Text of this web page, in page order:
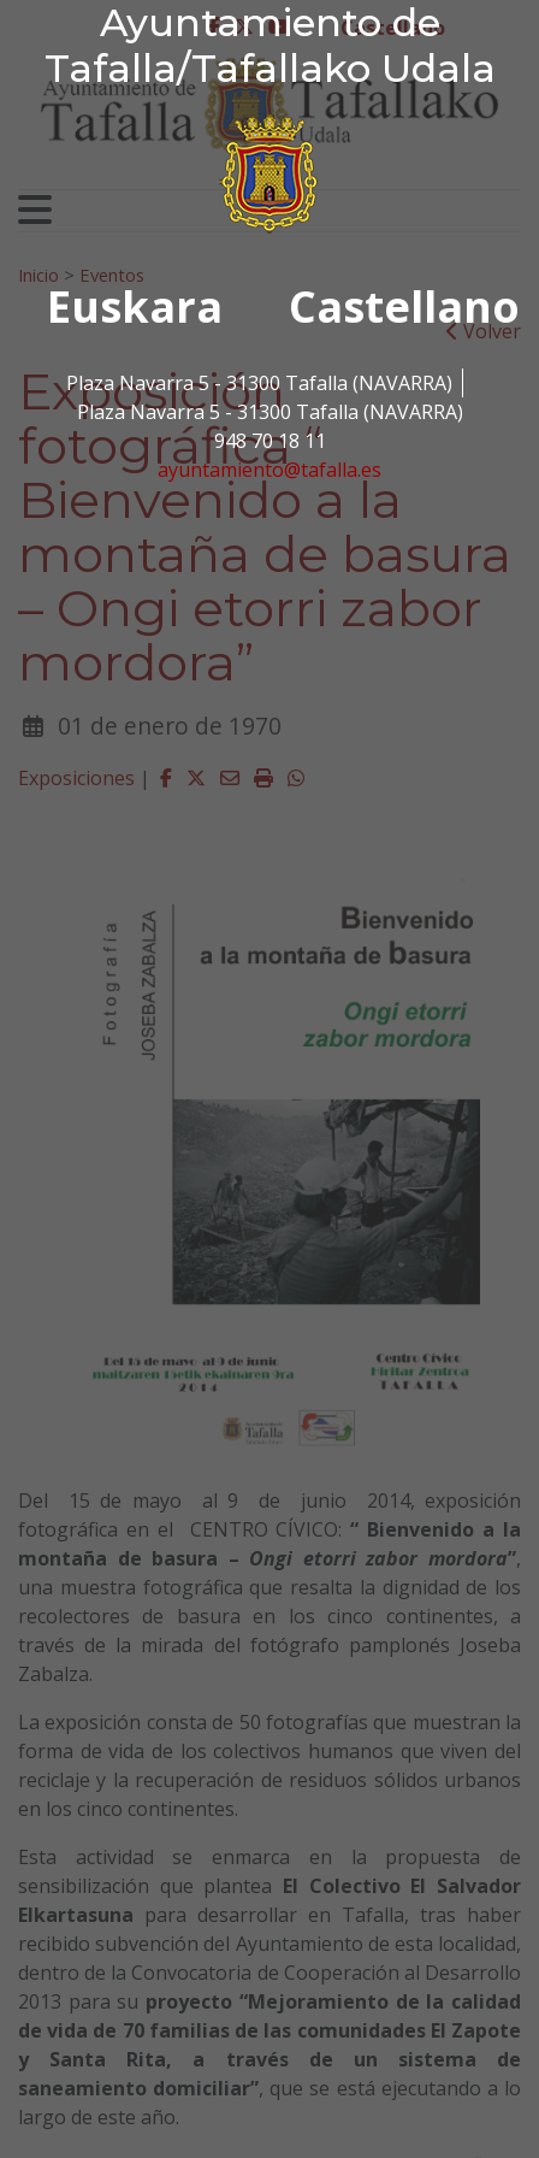
Ayuntamiento de
Tafalla/Tafallako Udala
Euskara Castellano
Plaza Navarra 5 - 31300 Tafalla (NAVARRA)
Plaza Navarra 5 - 31300 Tafalla (NAVARRA)
948 70 18 11
ayuntamiento@tafalla.es
Ir al contenido
Ayuntamiento de
facebook
twitter
youtubeCastellano
Search for:
Inicio > Eventos
Volver
Exposición
fotográfica “
Bienvenido a la
montaña de basura
– Ongi etorri zabor
mordora”
01 de enero de 1970
Exposiciones | Facebook
Twitter
EmailImprimirWhatsapp
Del 15 de mayo al 9 de junio 2014, exposición
fotográfica en el CENTRO CÍVICO:“ Bienvenido a la
montaña de basura – Ongi etorri zabor mordora”,
una muestra fotográfica que resalta la dignidad de los
recolectores de basura en los cinco continentes, a
través de la mirada del fotógrafo pamplonés Joseba
Zabalza.
La exposición consta de 50 fotografías que muestran la
forma de vida de los colectivos humanos que viven del
reciclaje y la recuperación de residuos sólidos urbanos
en los cinco continentes.
Esta actividad se enmarca en la propuesta de
sensibilización que plantea El Colectivo El Salvador
Elkartasuna para desarrollar en Tafalla, tras haber
recibido subvención del Ayuntamiento de esta localidad,
dentro de la Convocatoria de Cooperación al Desarrollo
2013 para su proyecto “Mejoramiento de la calidad
de vida de 70 familias de las comunidades El Zapote
y Santa Rita, a través de un sistema de
saneamiento domiciliar”, que se está ejecutando a lo
largo de este año.